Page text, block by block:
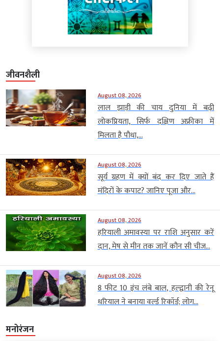
जीवनशैली
August 08, 2026
लाल झाड़ी की चाय दुनिया में बढ़ी
लोकप्रियता, सिर्फ दक्षिण अफ्रीका में
मिलता है पौधा,...
August 08, 2026
सूर्य ग्रहण में क्यों बंद कर दिए जाते हैं
मंदिरों के कपाट? जानिए पूजा और...
August 08, 2026
हरियाली अमावस्या पर राशि अनुसार करें
दान, मेष से मीन तक जानें कौन सी चीज...
August 08, 2026
8 फीट 10 इंच लंबे बाल, हल्द्वानी की रेनू
धरियाल ने बनाया वर्ल्ड रिकॉर्ड; लोग...
मनोरंजन